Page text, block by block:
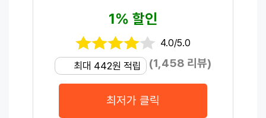
1% 할인
4.0/5.0
최대 442원 적립 (1,458 리뷰)
최저가 클릭